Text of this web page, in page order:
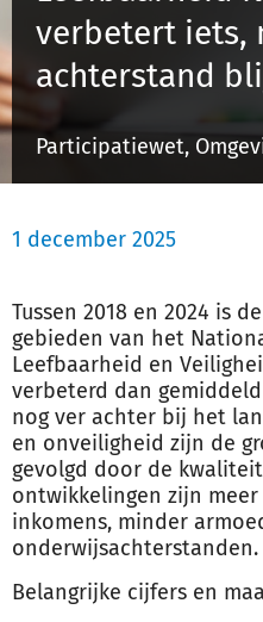
verbetert iets,
achterstand
Participatiewet,
1 december 2025
Tussen 2018 en 2024 is
gebieden van het
Leefbaarheid en
verbeterd dan
nog ver achter bij het
en onveiligheid zijn de
gevolgd door de
ontwikkelingen zijn
inkomens, minder
onderwijsachterstanden.
Belangrijke cijfers en